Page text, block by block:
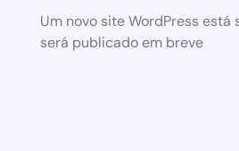
Um novo site WordPress está
será publicado em breve